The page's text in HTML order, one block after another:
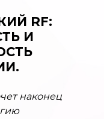
RF:
И
наконец